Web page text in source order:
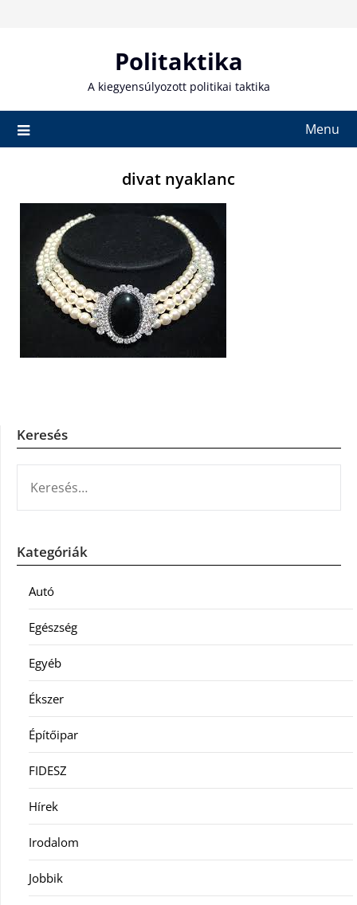
Politaktika
A kiegyensúlyozott politikai taktika
Menu
divat nyaklanc
Keresés
Kategóriák
Autó
Egészség
Egyéb
Ékszer
Építőipar
FIDESZ
Hírek
Irodalom
Jobbik